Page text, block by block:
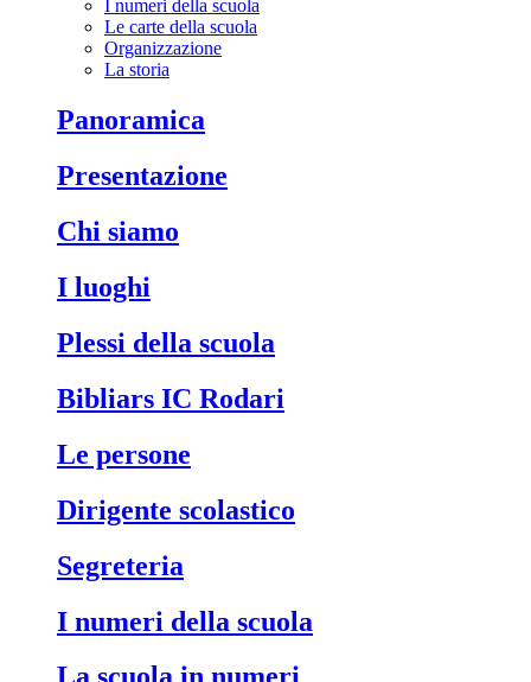
I numeri della scuola
Le carte della scuola
Organizzazione
La storia
Panoramica
Presentazione
Chi siamo
I luoghi
Plessi della scuola
Bibliars IC Rodari
Le persone
Dirigente scolastico
Segreteria
I numeri della scuola